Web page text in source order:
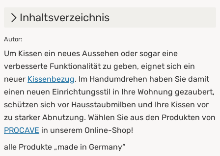
Inhaltsverzeichnis
1.
2. Alle Kissenbezüge im Überblick
2.1 Allergiker-Kissenbezüge
2.2 Feinflanell-Kissenbezüge
Nässeschutz-Kissenbezüge
2.4 Kissenbezug mit Sommer- und Winterseite
Autor:
Um Kissen ein neues Aussehen oder sogar eine
verbesserte Funktionalität zu geben, eignet sich ein
neuer Kissenbezug. Im Handumdrehen haben Sie damit
einen neuen Einrichtungsstil in Ihre Wohnung gezaubert,
schützen sich vor Hausstaubmilben und Ihre Kissen vor
zu starker Abnutzung. Wählen Sie aus den Produkten von
PROCAVE in unserem Online-Shop!
alle Produkte „made in Germany“